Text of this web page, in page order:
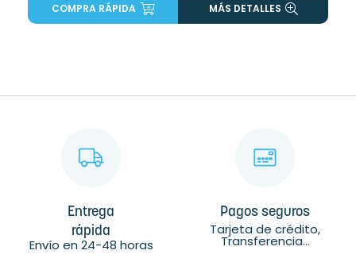
COMPRA RÁPIDA MÁS DETALLES
Entrega
rápida
Envío en 24-48 horas
Pagos seguros
Tarjeta de crédito,
Transferencia...